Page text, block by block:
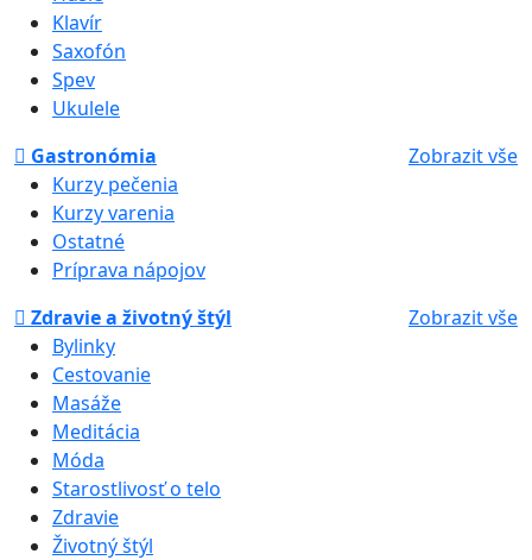
Klavír
Saxofón
Spev
Ukulele
Gastronómia
Zobrazit vše
Kurzy pečenia
Kurzy varenia
Ostatné
Príprava nápojov
Zdravie a životný štýl
Zobrazit vše
Bylinky
Cestovanie
Masáže
Meditácia
Móda
Starostlivosť o telo
Zdravie
Životný štýl